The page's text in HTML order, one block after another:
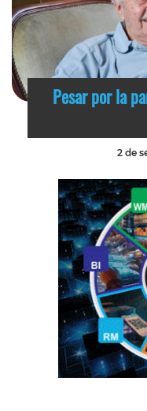
Pesar por la
2 de